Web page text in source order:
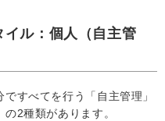
ル：個人（自主管
すべてを行う「自主管理」
2種類があります。